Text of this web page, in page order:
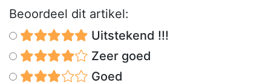
Beoordeel dit artikel:
Uitstekend !!!
Zeer goed
Goed